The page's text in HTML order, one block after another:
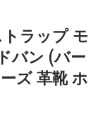
ラップ モ
バン (バー
ズ 革靴 ホ